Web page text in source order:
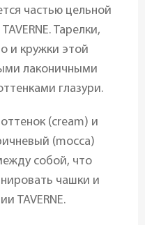
частью цельной
Тарелки,
и кружки этой
лаконичными
глазури.
(cream) и
(mocca)
собой, что
чашки и
TAVERNE.